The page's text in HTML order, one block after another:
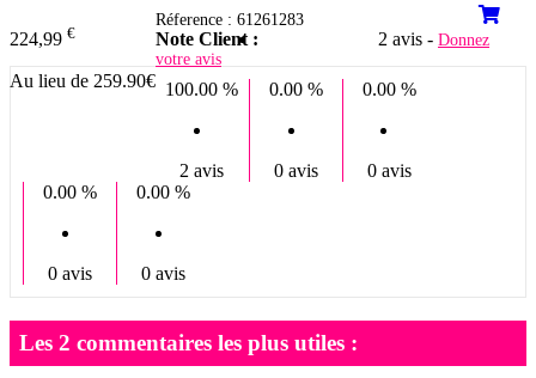
224,99 €
Au lieu de 259.90€
Réference : 61261283
Note Client : 2 avis - Donnez
votre avis
100.00 %
2 avis
0.00 %
0 avis
0.00 %
0 avis
0.00 %
0 avis
0.00 %
0 avis
Les 2 commentaires les plus utiles :